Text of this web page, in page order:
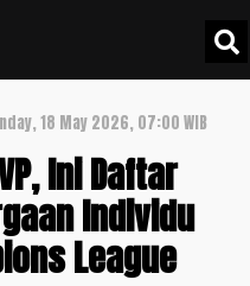
18 May 2026, 07:00 WIB
Ini Daftar
Individu
League